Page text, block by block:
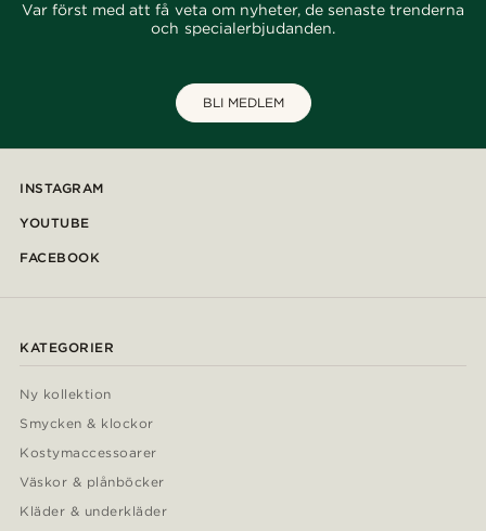
Var först med att få veta om nyheter, de senaste trenderna
och specialerbjudanden.
BLI MEDLEM
INSTAGRAM
YOUTUBE
FACEBOOK
KATEGORIER
Ny kollektion
Smycken & klockor
Kostymaccessoarer
Väskor & plånböcker
Kläder & underkläder